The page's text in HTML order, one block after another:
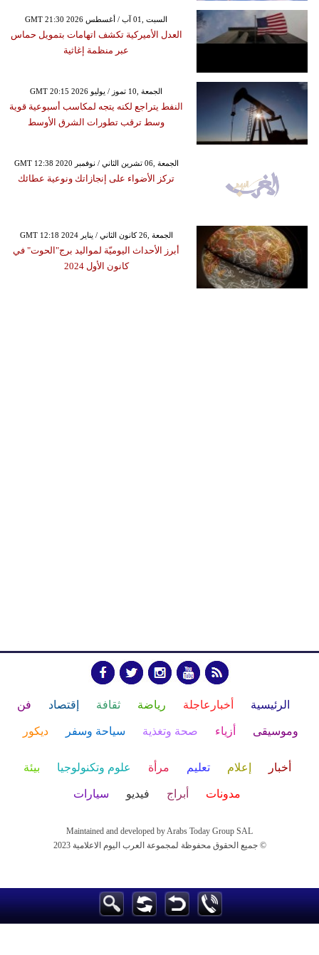
GMT 21:30 2026 السبت ,01 آب / أغسطس
العدل الأميركية تكشف اتهامات بتمويل حماس
عبر منظمة إغاثية
GMT 20:15 2026 الجمعة ,10 تموز / يوليو
النفط يتراجع لكنه يتجه لمكاسب أسبوعية قوية
وسط ترقب تطورات الشرق الأوسط
GMT 12:38 2020 الجمعة ,06 تشرين الثاني / نوفمبر
تركز الأضواء على إنجازاتك ونوعية عطائك
GMT 12:18 2024 الجمعة ,26 كانون الثاني / يناير
أبرز الأحداث اليوميّة لمواليد برج"الحوت" في
كانون الأول 2024
الرئيسية أخبارعاجلة رياضة ثقافة إقتصاد فن
وموسيقى أزياء صحة وتغذية سياحة وسفر ديكور
أخبار إعلام تعليم مرأة علوم وتكنولوجيا بيئة
مدونات أبراج فيديو سيارات
Maintained and developed by Arabs Today Group SAL
جميع الحقوق محفوظة لمجموعة العرب اليوم الاعلامية 2023 ©